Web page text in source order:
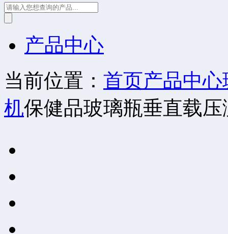
产品中心
当前位置： 首页产品中心
机保健品玻璃瓶垂直载压